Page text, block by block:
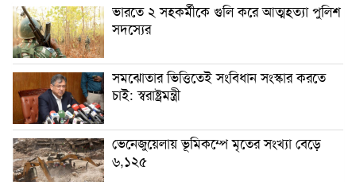
ভারতে ২ সহকর্মীকে গুলি করে আত্মহত্যা পুলিশ
সদস্যের
সমঝোতার ভিত্তিতেই সংবিধান সংস্কার করতে
চাই: স্বরাষ্ট্রমন্ত্রী
ভেনেজুয়েলায় ভূমিকম্পে মৃতের সংখ্যা বেড়ে
৬,১২৫